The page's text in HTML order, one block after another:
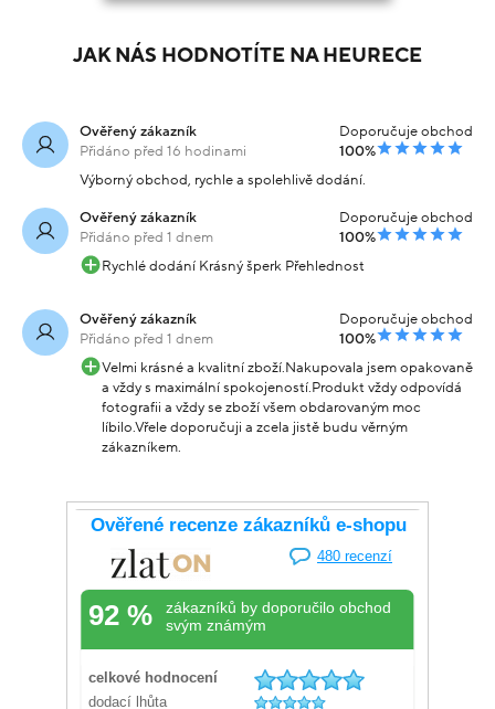
JAK NÁS HODNOTÍTE NA HEURECE
Ověřený zákazník
Přidáno před 16 hodinami
Doporučuje obchod
100%
Výborný obchod, rychle a spolehlivě dodání.
Ověřený zákazník
Přidáno před 1 dnem
Doporučuje obchod
100%
Rychlé dodání Krásný šperk Přehlednost
Ověřený zákazník
Přidáno před 1 dnem
Doporučuje obchod
100%
Velmi krásné a kvalitní zboží.Nakupovala jsem opakovaně
a vždy s maximální spokojeností.Produkt vždy odpovídá
fotografii a vždy se zboží všem obdarovaným moc
líbilo.Vřele doporučuji a zcela jistě budu věrným
zákazníkem.